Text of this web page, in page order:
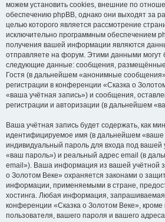
можем установить cookies, внешние по
обеспечению phpBB, однако они выходят за
целью которого является рассмотрение
исключительно программным обеспечением
получения вашей информации являются
отправляете на форум. Этими данными могут
следующие данные: сообщения,
Гостя (в дальнейшем «анонимные
регистрации в конференции «Сказка о
«ваша учётная запись») и сообщения,
регистрации и авторизации (в дальнейшем
Ваша учётная запись будет содержать, как
идентифицируемое имя (в дальнейшем «ваше
индивидуальный пароль для входа под вашей
«ваш пароль») и реальный адрес email (в
email»). Ваша информация из вашей учётной
о Золотом Веке» охраняется законами о
информации, применяемыми в стране,
хостинга. Любая информация, запрашиваемая
конференции «Сказка о Золотом Веке», кроме
пользователя, вашего пароля и вашего